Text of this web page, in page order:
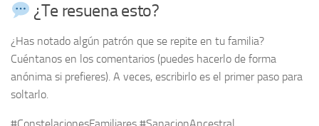
¿Te resuena esto?
¿Has notado algún patrón que se repite en tu familia?
Cuéntanos en los comentarios (puedes hacerlo de forma
anónima si prefieres). A veces, escribirlo es el primer paso para
soltarlo.